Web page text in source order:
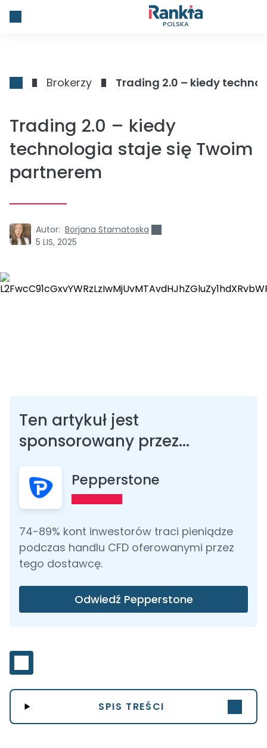
POLSKA
Brokerzy Trading 2.0 – kiedy
Trading 2.0 – kiedy
technologia staje się Twoim
partnerem
Autor: Borjana Stamatoska
5 LIS, 2025
Ten artykuł jest
sponsorowany przez...
Pepperstone
74-89% kont inwestorów traci pieniądze
podczas handlu CFD oferowanymi przez
tego dostawcę.
Odwiedź Pepperstone
SPIS TREŚCI